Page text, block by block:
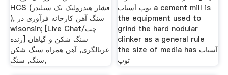
HCS (فشار هیدرولیک تک سیلندر
), سنگ آهن کارخانه فرآوری در
wisonsin; [Live Chat/چت
زنده] سنگ شکن و گیاهان
غربالگری, آهن همراه سنگ شکن
سنگ, سنگ,
توپ آسیاب a cement mill is
the equipment used to
grind the hard nodular
clinker as a general rule
the size of media has آسیاب
توپ